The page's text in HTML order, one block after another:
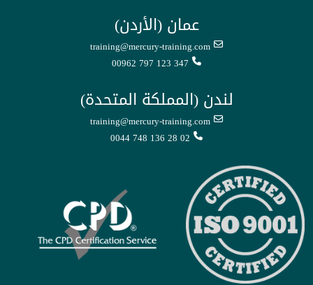
عمان (الأردن)
training@mercury-training.com
00962 797 123 347
لندن (المملكة المتحدة)
training@mercury-training.com
0044 748 136 28 02